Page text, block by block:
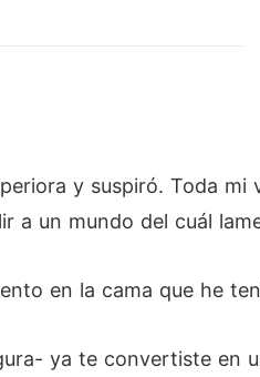
y suspiró. Toda
a un mundo del cuál
en la cama que he
ya te convertiste en